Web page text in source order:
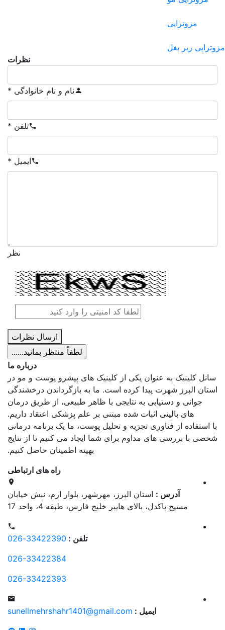
مزوتراپی
مزوتراپی زیر بغل
نظرات
نام و نام خانوادگی *
تلفن *
ایمیل *
نظر
ارسال نظرات
درباره ما
سانل کلینیک به عنوان یکی از کلینیک ‌های پیشرو پوست و مو در
استان البرز شهرت پیدا کرده است. ما به بازگرداندن درخشندگی
جوانی و دستیابی به نتایجی با ظاهر طبیعی، از طریق درمان
های بالینی اثبات شده مبتنی بر علم پزشکی اعتقاد داریم.
با استفاده از فناوری تجزیه و تحلیل پوست، ما یک برنامه درمانی
شخصی با بررسی های مداوم برای شما ایجاد می کنیم تا از نتایج
بهینه اطمینان حاصل کنیم.
راه های ارتباطی
آدرس : استان البرز، مهرشهر، بلوار ارم، نبش خیابان
مسیح پاکدل، بالای هایپر خلیج فارس، طبقه 4، واحد 17
تلفن : 33422390-026
026-33422384
026-33422393
ایمیل : sunellmehrshahr1401@gmail.com